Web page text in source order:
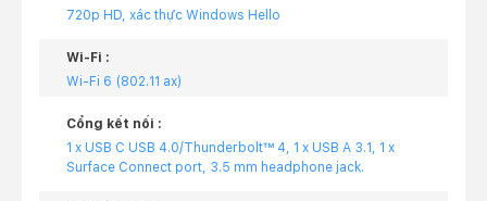
720p HD, xác thực Windows Hello
Wi-Fi :
Wi-Fi 6 (802.11 ax)
Cổng kết nối :
1 x USB C USB 4.0/Thunderbolt™ 4, 1 x USB A 3.1, 1 x
Surface Connect port, 3.5 mm headphone jack.